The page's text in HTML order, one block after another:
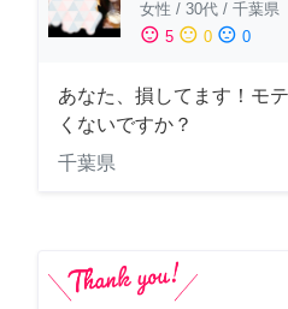
女性 / 30代 / 千葉県
sentiment_satisfied 5 sentiment_neutral 0 sentiment_dissatisfied 0
あなた、損してます！モ
くないですか？
千葉県